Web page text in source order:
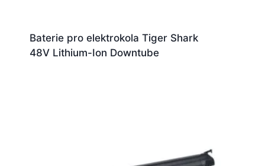
Baterie pro elektrokola Tiger Shark
48V Lithium-Ion Downtube